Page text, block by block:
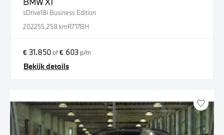
sDrive18i Business Edition
202255.258 kmR717BH
€ 31.850of€ 603 p/m
Bekijk details